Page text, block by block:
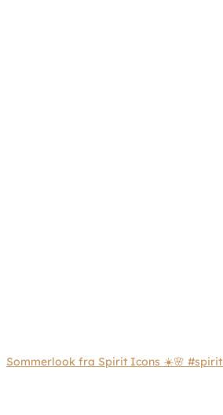
Sommerlook fra Spirit Icons ☀️🌸